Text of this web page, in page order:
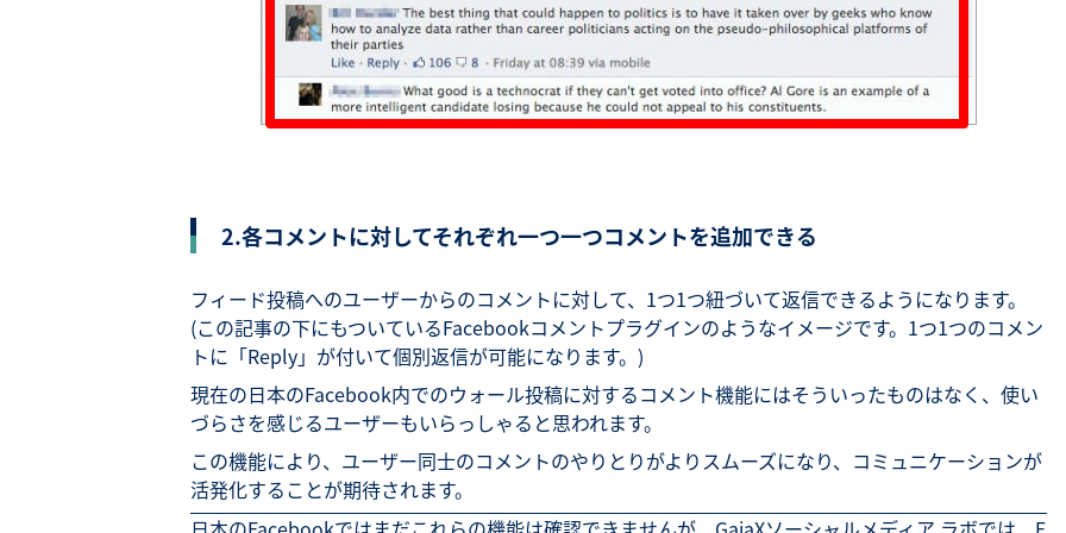
2.各コメントに対してそれぞれ一つ一つコメントを追加できる
フィード投稿へのユーザーからのコメントに対して、1つ1つ紐づいて返信できるようになります。
(この記事の下にもついているFacebookコメントプラグインのようなイメージです。1つ1つのコメン
トに「Reply」が付いて個別返信が可能になります。)
現在の日本のFacebook内でのウォール投稿に対するコメント機能にはそういったものはなく、使い
づらさを感じるユーザーもいらっしゃると思われます。
この機能により、ユーザー同士のコメントのやりとりがよりスムーズになり、コミュニケーションが
活発化することが期待されます。